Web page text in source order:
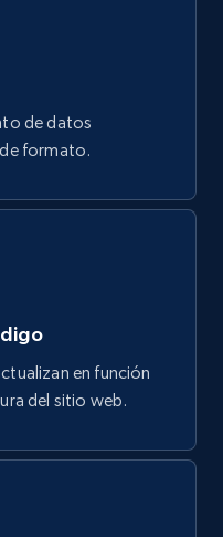
and more.
more.
de datos
formato.
en función
del sitio web.